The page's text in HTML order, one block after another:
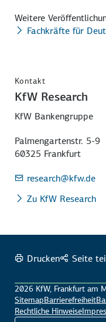
Weitere
Fachkräfte für
Kontakt
KfW Research
KfW Bankengruppe
Palmengartenstr. 5-9
60325 Frankfurt
research@kfw.de
Zu KfW Research
Drucken Seite
2026 KfW, Frankfurt am
SitemapBarrierefreiheit
Rechtliche Hinweise